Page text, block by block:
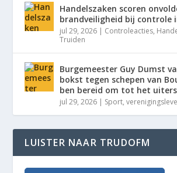
Handelszaken scoren
brandveiligheid bij controle
jul 29, 2026 | Controleacties,
Truiden
Burgemeester Guy Dumst
bokst tegen schepen van
ben bereid om tot het
jul 29, 2026 | Sport,
LUISTER NAAR TRUDOFM